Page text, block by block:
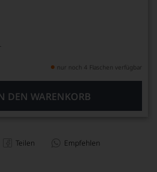
nur noch 4 Flaschen verfügbar
DEN WARENKORB
Teilen Empfehlen